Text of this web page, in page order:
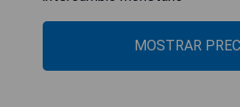
MOSTRAR